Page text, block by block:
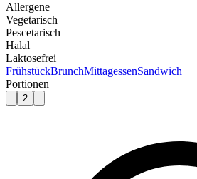
Allergene
Vegetarisch
Pescetarisch
Halal
Laktosefrei
FrühstückBrunchMittagessenSandwich
Portionen
2